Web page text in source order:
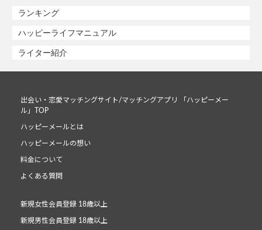
ランキング
ハッピーライフマニュアル
ライター紹介
出会い・恋愛マッチングサイト/マッチングアプリ 「ハッピーメー
ル」TOP
ハッピーメールとは
ハッピーメールの想い
料金について
よくある質問
新規女性会員登録 18歳以上
新規男性会員登録 18歳以上